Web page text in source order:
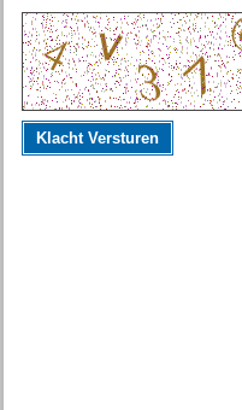
Klacht Versturen